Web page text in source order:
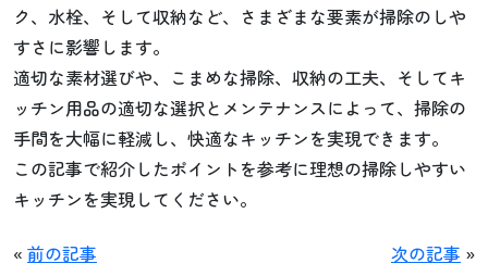
ク、水栓、そして収納など、さまざまな要素が掃除のしや
すさに影響します。
適切な素材選びや、こまめな掃除、収納の工夫、そしてキ
ッチン用品の適切な選択とメンテナンスによって、掃除の
手間を大幅に軽減し、快適なキッチンを実現できます。
この記事で紹介したポイントを参考に理想の掃除しやすい
キッチンを実現してください。
« 前の記事 次の記事 »